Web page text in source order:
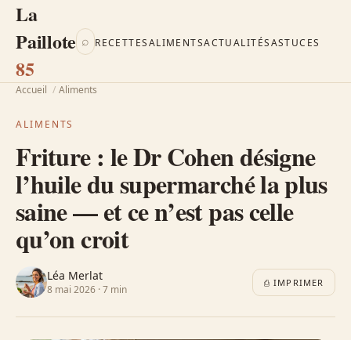
La
Paillote
85
RECETTESALIMENTSACTUALITÉSASTUCES
⌕
Accueil / Aliments
ALIMENTS
Friture : le Dr Cohen désigne
l’huile du supermarché la plus
saine — et ce n’est pas celle
qu’on croit
Léa Merlat
8 mai 2026 · 7 min
⎙ IMPRIMER